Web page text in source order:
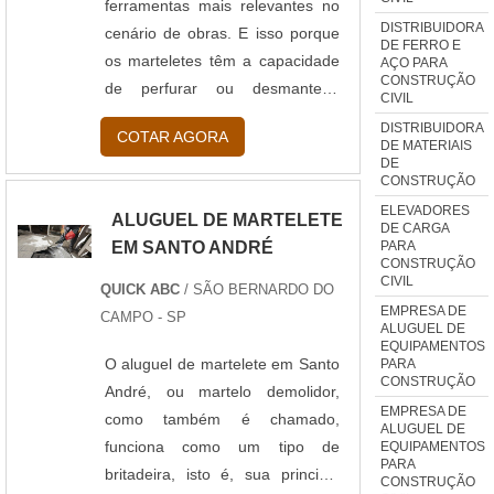
ferramentas mais relevantes no
cenário de obras. E isso porque
os marteletes têm a capacidade
de perfurar ou desmantelar
estruturas para que outras
possam ser construídas em seus
lugares. É de grande benefício
São Bernardo do Campo.
Informações relevantes do
material O primeiro é o martelete
al...
COTAR AGORA
ALUGUEL DE MARTELETE
EM SANTO ANDRÉ
QUICK ABC / SÃO BERNARDO DO
CAMPO - SP
O aluguel de martelete em Santo
André, ou martelo demolidor,
como também é chamado,
funciona como um tipo de
britadeira, isto é, sua principal
DISTRIBUIDORA
DE FERRO E
AÇO PARA
CONSTRUÇÃO
CIVIL
DISTRIBUIDORA
DE MATERIAIS
DE
CONSTRUÇÃO
ELEVADORES
DE CARGA
PARA
CONSTRUÇÃO
CIVIL
EMPRESA DE
ALUGUEL DE
EQUIPAMENTOS
PARA
CONSTRUÇÃO
EMPRESA DE
ALUGUEL DE
EQUIPAMENTOS
PARA
CONSTRUÇÃO